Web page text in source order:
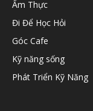
Ẩm Thực
Đi Để Học Hỏi
Góc Cafe
Kỹ năng sống
Phát Triển Kỹ Năng